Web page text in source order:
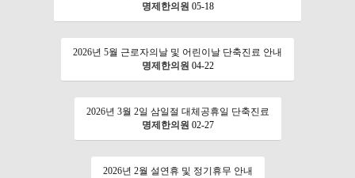
명제한의원 05-18
2026년 5월 근로자의날 및 어린이날 단축진료 안내
명제한의원 04-22
2026년 3월 2일 삼일절 대체공휴일 단축진료
명제한의원 02-27
2026년 2월 설연휴 및 정기휴무 안내